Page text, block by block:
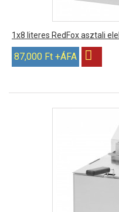
1x8 literes RedFox asztali
87,000 Ft +ÁFA